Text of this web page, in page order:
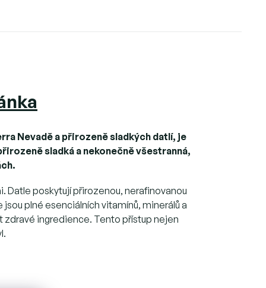
Nevaděa přirozeně sladkých datlí, je
sladká a nekonečně všestranná,
Datle poskytují přirozenou, nerafinovanou
plné esenciálních vitamínů, minerálů a
zdravé ingredience. Tento přístup nejen